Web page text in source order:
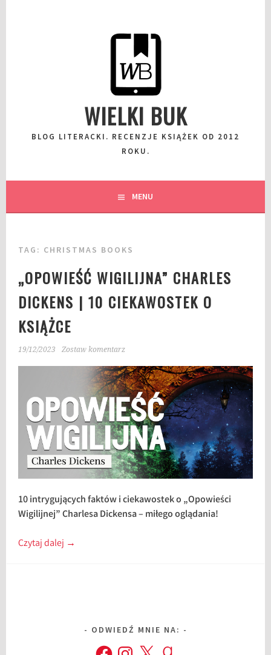
WIELKI BUK
BLOG LITERACKI. RECENZJE KSIĄŻEK OD 2012
ROKU.
MENU
TAG: CHRISTMAS BOOKS
„OPOWIEŚĆ WIGILIJNA” CHARLES
DICKENS | 10 CIEKAWOSTEK O
KSIĄŻCE
19/12/2023 Zostaw komentarz
10 intrygujących faktów i ciekawostek o „Opowieści
Wigilijnej” Charlesa Dickensa – miłego oglądania!
Czytaj dalej →
ODWIEDŹ MNIE NA:
FacebookInstagram
X Goodreads